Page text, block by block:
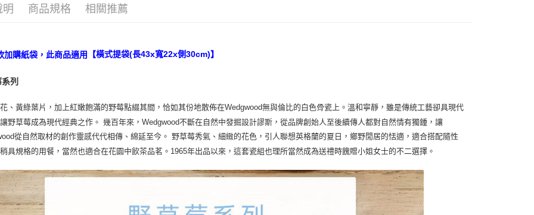
明 商品規格 相關推薦
加購紙袋，此商品適用 【橫式提袋(長43x寬22x側30cm)】
列
、黃綠葉片，加上紅嫩飽滿的野莓點綴其間，恰如其份地散佈在Wedgwood無與倫比的白色骨瓷上。溫和寧靜，雖是傳統工藝卻具現代
野草莓成為現代經典之作。 幾百年來，Wedgwood不斷在自然中發掘設計謬斯，從品牌創始人至後續傳人都對自然情有獨鍾，讓
從自然取材的創作靈感代代相傳、綿延至今。 野草莓秀氣、細緻的花色，引人聯想英格蘭的夏日，鄉野閒居的恬適，適合搭配隨性
具規格的用餐，當然也適合在花園中飲茶品茗。1965年出品以來，這套瓷組也理所當然成為送禮時餽贈小姐女士的不二選擇。